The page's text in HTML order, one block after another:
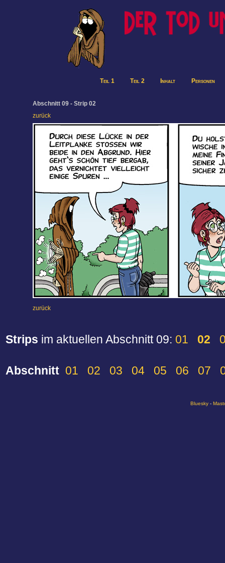
Teil 1 Teil 2 Inhalt Personen
Abschnitt 09 - Strip 02
zurück
zurück
Strips im aktuellen Abschnitt 09: 01 02
Abschnitt 01 02 03 04 05 06 07
Bluesky -